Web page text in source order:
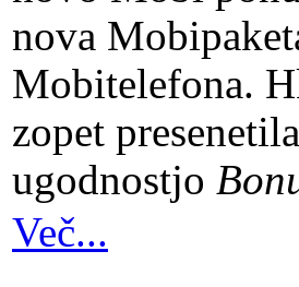
nova
Mobitelefona.
zopet
ugodnostjo
Več...